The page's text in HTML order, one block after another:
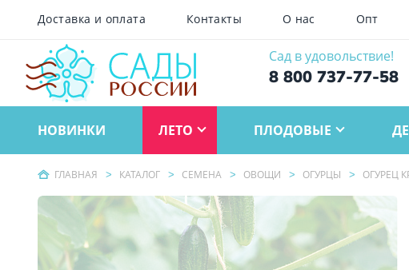
Доставка и оплата Контакты О нас Опт
Сад в удовольствие!
8 800 737-77-58
НОВИНКИ ЛЕТО ПЛОДОВЫЕ
ГЛАВНАЯ КАТАЛОГ СЕМЕНА ОВОЩИ ОГУРЦЫ ОГУРЕЦ